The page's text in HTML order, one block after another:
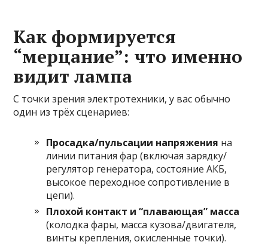
Как формируется
“мерцание”: что именно
видит лампа
С точки зрения электротехники, у вас обычно
один из трёх сценариев:
Просадка/пульсации напряжения на
линии питания фар (включая зарядку/
регулятор генератора, состояние АКБ,
высокое переходное сопротивление в
цепи).
Плохой контакт и “плавающая” масса
(колодка фары, масса кузова/двигателя,
винты крепления, окисленные точки).